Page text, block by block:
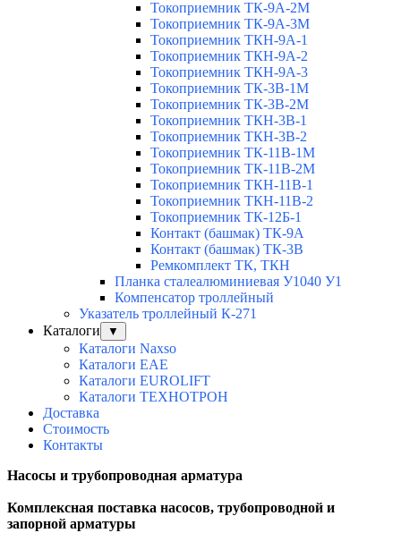
Токоприемник ТК-9А-2М
Токоприемник ТК-9А-3М
Токоприемник ТКН-9А-1
Токоприемник ТКН-9А-2
Токоприемник ТКН-9А-3
Токоприемник ТК-3В-1М
Токоприемник ТК-3В-2М
Токоприемник ТКН-3В-1
Токоприемник ТКН-3В-2
Токоприемник ТК-11В-1М
Токоприемник ТК-11В-2М
Токоприемник ТКН-11В-1
Токоприемник ТКН-11В-2
Токоприемник ТК-12Б-1
Контакт (башмак) ТК-9А
Контакт (башмак) ТК-3В
Ремкомплект ТК, ТКН
Планка сталеалюминиевая У1040 У1
Компенсатор троллейный
Указатель троллейный К-271
Каталоги
▼
Каталоги Naxso
Каталоги EAE
Каталоги EUROLIFT
Каталоги ТЕХНОТРОН
Доставка
Стоимость
Контакты
Насосы и трубопроводная арматура
Комплексная поставка насосов, трубопроводной и
запорной арматуры